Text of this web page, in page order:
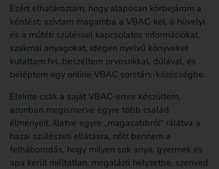
Ezért elhatároztam, hogy alaposan körbejárom a
kérdést: szívtam magamba a VBAC-kel, a hüvelyi
és a műtéti szüléssel kapcsolatos információkat,
szakmai anyagokat, idegen nyelvű könyveket
kutattam fel, beszéltem orvosokkal, dúlával, és
beléptem egy online VBAC sorstárs-közösségbe.
Eleinte csak a saját VBAC-emre készültem,
azonban megismerve egyre több család
élményeit, illetve egyre „magasabbról” rálátva a
hazai szülészeti ellátásra, nőtt bennem a
felháborodás, hogy milyen sok anya, gyermek és
apa kerül méltatlan, megalázó helyzetbe, szenved